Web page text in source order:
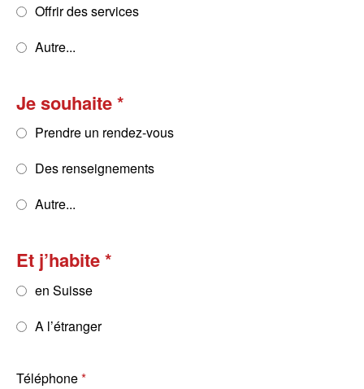
Offrir des services
Autre...
Je souhaite
Prendre un rendez-vous
Des renseignements
Autre...
Et j’habite
en Suisse
A l’étranger
Téléphone